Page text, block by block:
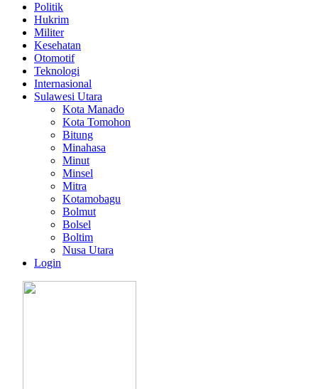
Politik
Hukrim
Militer
Kesehatan
Otomotif
Teknologi
Internasional
Sulawesi Utara
Kota Manado
Kota Tomohon
Bitung
Minahasa
Minut
Minsel
Mitra
Kotamobagu
Bolmut
Bolsel
Boltim
Nusa Utara
Login